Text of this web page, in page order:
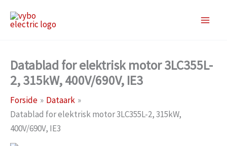
Datablad for elektrisk motor 3LC355L-
2, 315kW, 400V/690V, IE3
Forside
Dataark
Datablad for elektrisk motor 3LC355L-2, 315kW,
400V/690V, IE3